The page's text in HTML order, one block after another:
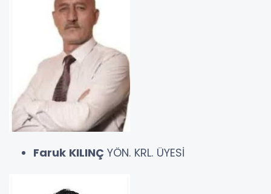
Faruk KILINÇ YÖN. KRL. ÜYESİ